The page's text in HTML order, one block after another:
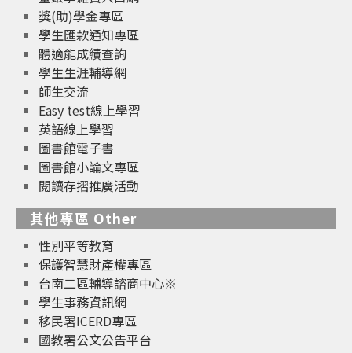
獎(助)學金專區
學生匯款通知專區
體適能成績查詢
學生生涯輔導網
師生交流
Easy test線上學習
英語線上學習
圖書館電子書
圖書館小論文專區
閱讀存摺推廣活動
其他專區 Other
性別平等教育
保護智慧財產權專區
台南二區輔導諮商中心※
學生事務資訊網
移民署ICERD專區
國教署公文公告平台